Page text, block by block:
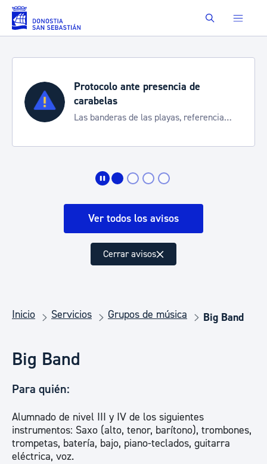
Saltar al contenido principal Buscar
Protocolo ante presencia de
carabelas
Las banderas de las playas, referencia
Ver todos los avisos
Cerrar avisos
Inicio Servicios Grupos de música Big Band
Big Band
Para quién:
Alumnado de nivel III y IV de los siguientes
instrumentos: Saxo (alto, tenor, barítono), trombones,
trompetas, batería, bajo, piano-teclados, guitarra
eléctrica, voz.